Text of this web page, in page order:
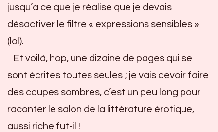
jusqu’à ce que je réalise que je devais
désactiver le filtre « expressions sensibles »
(lol).
Et voilà, hop, une dizaine de pages qui se
sont écrites toutes seules ; je vais devoir faire
des coupes sombres, c’est un peu long pour
raconter le salon de la littérature érotique,
aussi riche fut-il !